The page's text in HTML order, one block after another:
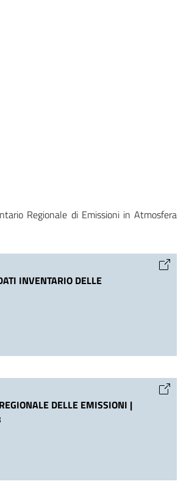
Regionale di Emissioni in Atmosfera
INVENTARIO DELLE
DELLE EMISSIONI |